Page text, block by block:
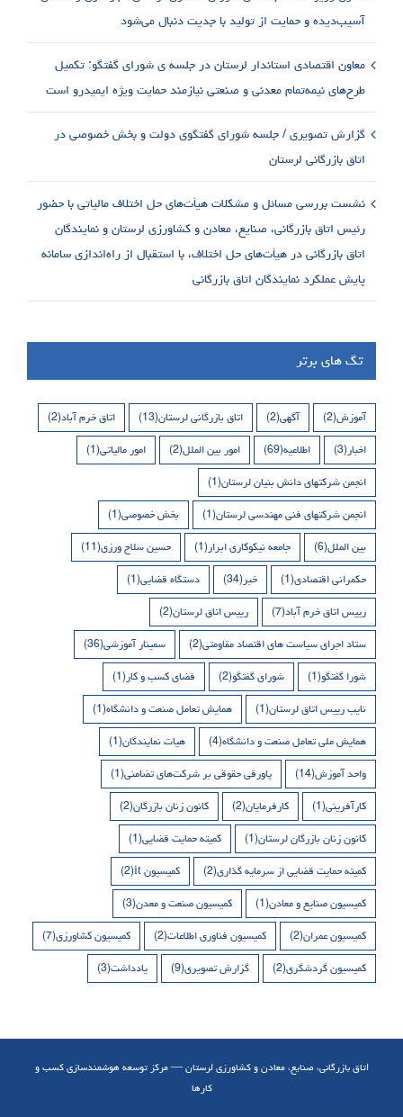
آسیب‌دیده و حمایت از تولید با جدیت دنبال می‌شود
معاون اقتصادی استاندار لرستان در جلسه ی شورای گفتگو: تکمیل
طرح‌های نیمه‌تمام معدنی و صنعتی نیازمند حمایت ویژه ایمیدرو است
گزارش تصویری / جلسه شورای گفتگوی دولت و بخش خصوصی در
اتاق بازرگانی لرستان
نشست بررسی مسائل و مشکلات هیأت‌های حل اختلاف مالیاتی با حضور
رئیس اتاق بازرگانی، صنایع، معادن و کشاورزی لرستان و نمایندگان
اتاق بازرگانی در هیأت‌های حل اختلاف، با استقبال از راه‌اندازی سامانه
پایش عملکرد نمایندگان اتاق بازرگانی
تگ های برتر
آموزش(2) آگهی(2) اتاق بازرگانی لرستان(13) اتاق خرم آباد(2)
اخبار(3) اطلاعیه(69) امور بین الملل(2) امور مالیاتی(1)
انجمن شرکتهای دانش بنیان لرستان(1)
انجمن شرکتهای فنی مهندسی لرستان(1) بخش خصوصی(1)
بین الملل(6) جامعه نیکوکاری ابرار(1) حسین سلاح ورزی(11)
حکمرانی اقتصادی(1) خبر(34) دستگاه قضایی(1)
رییس اتاق خرم آباد(7) رییس اتاق لرستان(2)
ستاد اجرای سیاست های اقتصاد مقاومتی(2) سمینار آموزشی(36)
شورا گفتگو(1) شورای گفتگو(2) فضای کسب و کار(1)
نایب رییس اتاق لرستان(1) همایش تعامل صنعت و دانشگاه(1)
همایش ملی تعامل صنعت و دانشگاه(4) هیات نمایندگان(1)
واحد آموزش(14) پاورقی حقوقی بر شرکت‌های تضامنی(1)
کارآفرینی(1) کارفرمایان(2) کانون زنان بازرگان(2)
کانون زنان بازرگان لرستان(1) کمیته حمایت قضایی(1)
کمیته حمایت قضایی از سرمایه گذاری(2) کمیسیون it (2)
کمیسیون صنایع و معادن(1) کمیسیون صنعت و معدن(3)
کمیسیون عمران(2) کمیسیون فناوری اطلاعات(2) کمیسیون کشاورزی(7)
کمیسیون گردشگری(2) گزارش تصویری(9) یادداشت(3)
اتاق بازرگانی، صنایع، معادن و کشاورزی لرستان — مرکز توسعه هوشمندسازی کسب و
کارها